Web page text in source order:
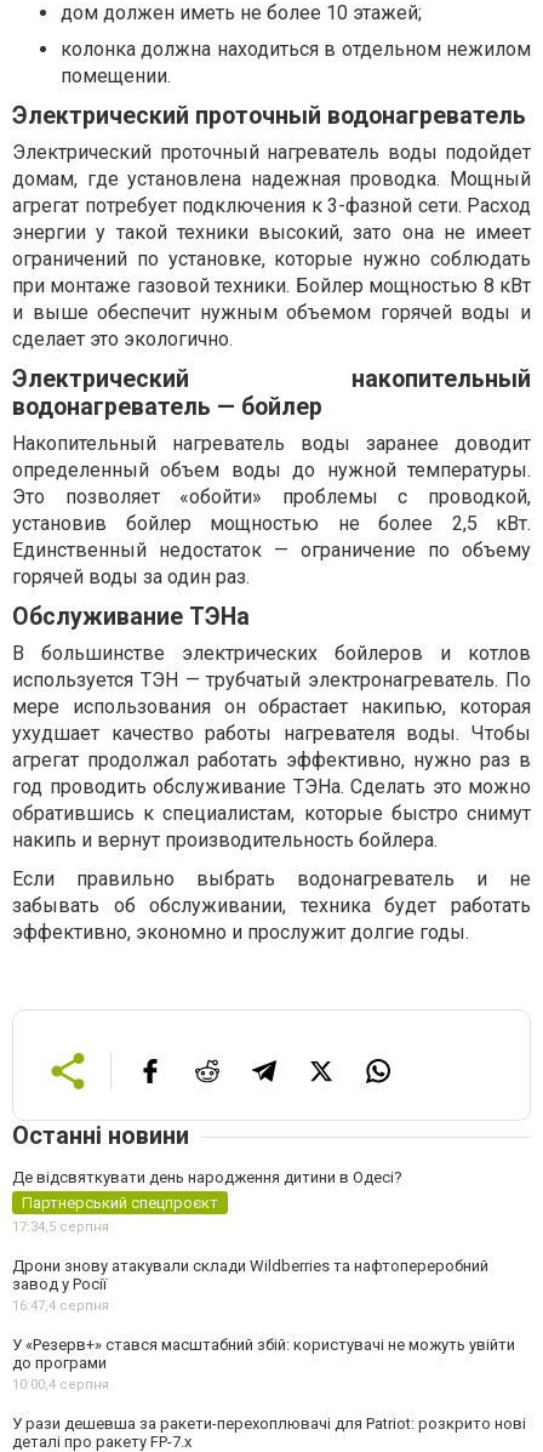
дом должен иметь не более 10 этажей;
колонка должна находиться в отдельном нежилом
помещении.
Электрический проточный водонагреватель
Электрический проточный нагреватель воды подойдет
домам, где установлена надежная проводка. Мощный
агрегат потребует подключения к 3-фазной сети. Расход
энергии у такой техники высокий, зато она не имеет
ограничений по установке, которые нужно соблюдать
при монтаже газовой техники. Бойлер мощностью 8 кВт
и выше обеспечит нужным объемом горячей воды и
сделает это экологично.
Электрический накопительный
водонагреватель — бойлер
Накопительный нагреватель воды заранее доводит
определенный объем воды до нужной температуры.
Это позволяет «обойти» проблемы с проводкой,
установив бойлер мощностью не более 2,5 кВт.
Единственный недостаток — ограничение по объему
горячей воды за один раз.
Обслуживание ТЭНа
В большинстве электрических бойлеров и котлов
используется ТЭН — трубчатый электронагреватель. По
мере использования он обрастает накипью, которая
ухудшает качество работы нагревателя воды. Чтобы
агрегат продолжал работать эффективно, нужно раз в
год проводить обслуживание ТЭНа. Сделать это можно
обратившись к специалистам, которые быстро снимут
накипь и вернут производительность бойлера.
Если правильно выбрать водонагреватель и не
забывать об обслуживании, техника будет работать
эффективно, экономно и прослужит долгие годы.
Останні новини
Де відсвяткувати день народження дитини в Одесі?
Партнерський спецпроєкт
17:34,5 серпня
Дрони знову атакували склади Wildberries та нафтопереробний
завод у Росії
16:47,4 серпня
У «Резерв+» стався масштабний збій: користувачі не можуть увійти
до програми
10:00,4 серпня
У рази дешевша за ракети-перехоплювачі для Patriot: розкрито нові
деталі про ракету FP-7.x